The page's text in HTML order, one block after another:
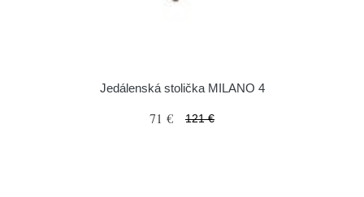
Jedálenská stolička MILANO 4
71 € 121 €